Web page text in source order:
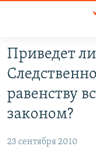
упрощенного
доступа
основному
Вернутся
ПРОГРАММЫ
ПОДКАСТЫ
АВТОРСКИЕ
МНЕНИЯ
Приведет
равенству
законом?
23 сентября 2010